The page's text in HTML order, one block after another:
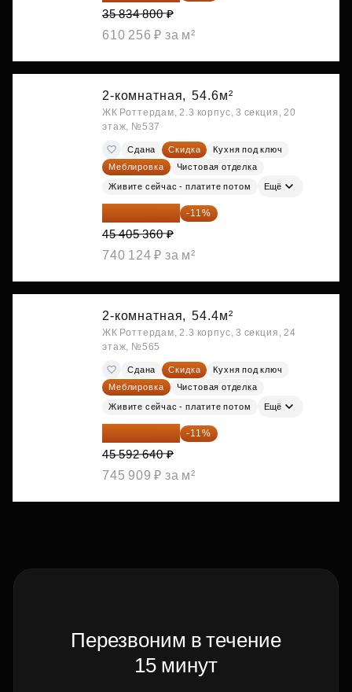
35 834 800 ₽
610 256 ₽ за м²
2-комнатная, 54.6м²
ЖК Роттердам, 2.3 корпус, 3 секция, 20
этаж, №537
Сдана Скидка
Кухня под ключ
Меблировка
Чистовая отделка
Живите сейчас - платите потом Ещё
40 410 770 ₽ -11%
45 405 360 ₽
740 124 ₽ за м²
2-комнатная, 54.4м²
ЖК Роттердам, 2.3 корпус, 3 секция, 24
этаж, №565
Сдана Скидка
Кухня под ключ
Меблировка
Чистовая отделка
Живите сейчас - платите потом Ещё
40 577 450 ₽ -11%
45 592 640 ₽
745 909 ₽ за м²
Перезвоним в течение
15 минут